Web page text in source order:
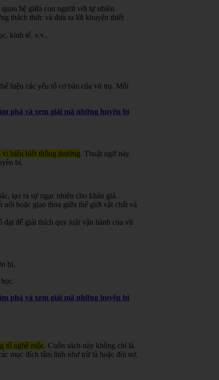
hệ giữa con người với tự nhiên.
thách thức và đưa ra lời khuyên thiết
kinh tế, v.v..
hiện các yếu tố cơ bản của vũ trụ. Mỗi
phá và xem giải mã những huyền bí
vi hiểu biết thông thường. Thuật ngữ này
bí.
tạo ra sự ngạc nhiên cho khán giả.
hoặc giao thoa giữa thế giới vật chất và
để giải thích quy luật vận hành của vũ
bí.
phá và xem giải mã những huyền bí
tổ nghề mộc. Cuốn sách này không chỉ là
mục đích tâm linh như trừ tà hoặc đòi nợ.